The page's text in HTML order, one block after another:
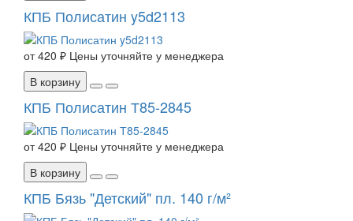
КПБ Полисатин y5d2113
от 420 ₽ Цены уточняйте у менеджера
В корзину
КПБ Полисатин Т85-2845
от 420 ₽ Цены уточняйте у менеджера
В корзину
КПБ Бязь "Детский" пл. 140 г/м²